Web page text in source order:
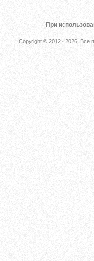
При
Copyright © 2012 -2026, Все